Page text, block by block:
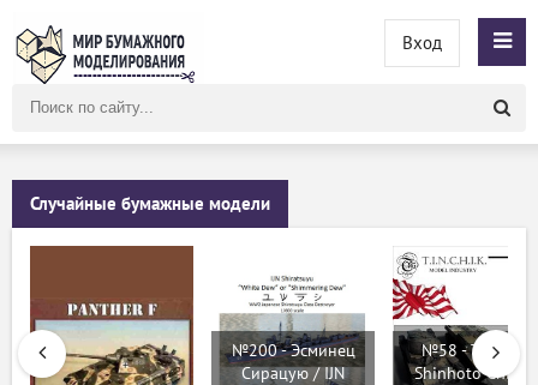
сайту
Вход
Случайные бумажные модели
№200 - Эсминец
Сирацую / IJN
№58 - Type 97
Shinhoto Chi-Ha